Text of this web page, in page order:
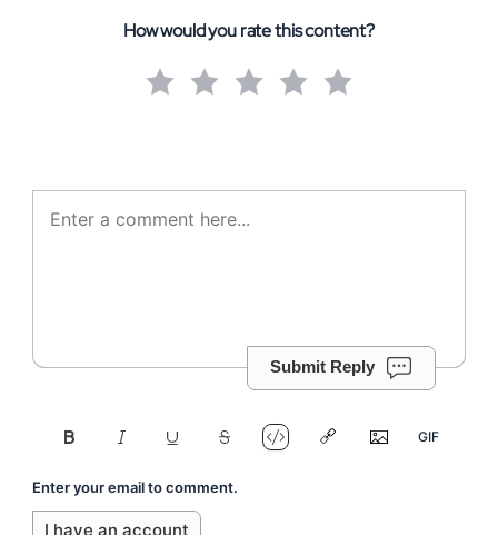
How would you rate this content?
Submit Reply
Enter your email to comment.
I have an account